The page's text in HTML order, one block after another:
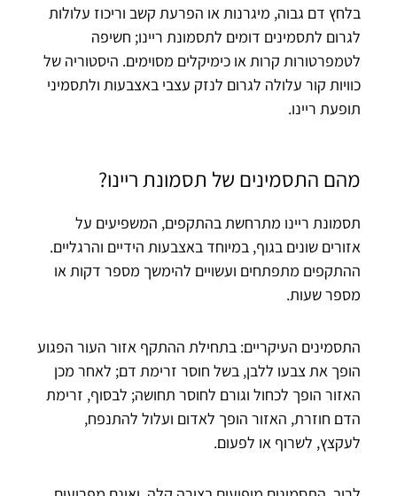
בלחץ דם גבוה, מיגרנות או הפרעת קשב וריכוז עלולות
לגרום לתסמינים דומים לתסמונת ריינו; חשיפה
לטמפרטורות קרות או כימיקלים מסוימים. היסטוריה של
כוויות קור עלולה לגרום לנזק עצבי באצבעות ולתסמיני
תופעת ריינו.
מהם התסמינים של תסמונת ריינו?
תסמונת ריינו מתרחשת בהתקפים, המשפיעים על
אזורים שונים בגוף, במיוחד באצבעות הידיים והרגליים.
ההתקפים מתפתחים ועשויים להימשך מספר דקות או
מספר שעות.
התסמינים העיקריים: בתחילת ההתקף אזור העור הפגוע
הופך את צבעו ללבן, בשל חוסר זרימת דם; לאחר מכן
האזור הופך לכחול וגורם לחוסר תחושה; לבסוף, זרימת
הדם חוזרת, האזור הופך לאדום ועלול להתנפח,
לעקצץ, לשרוף או לפעום.